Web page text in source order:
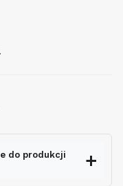
do produkcji